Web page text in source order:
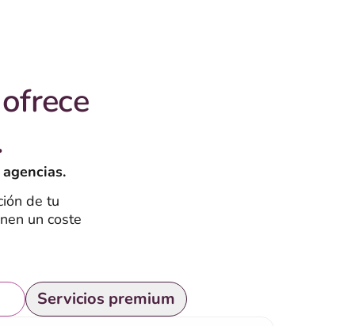
de tu
un coste
Servicios premium